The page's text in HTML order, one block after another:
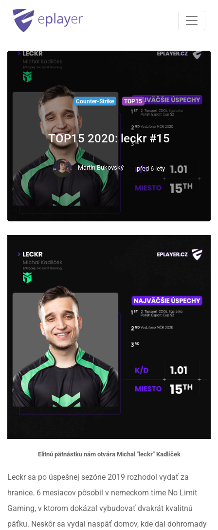
Counter-Strike TOP15
TOP15 2020: leckr #15
Martin Bukovský před 6 lety
Elitnú pätnástku nám otvára Michal "leckr" Kadlíček
Leckr sa po úspešnej sezóne 2019 rozhodol vydať za
hranice. 6 mesiacov pôsobil v nemeckom tíme No Limit
Gaming, v ktorom dokázal vybudovať dvakrát kvalitnú
päťku. Neskôr sa vydal naspäť domov, kde dal dohromady